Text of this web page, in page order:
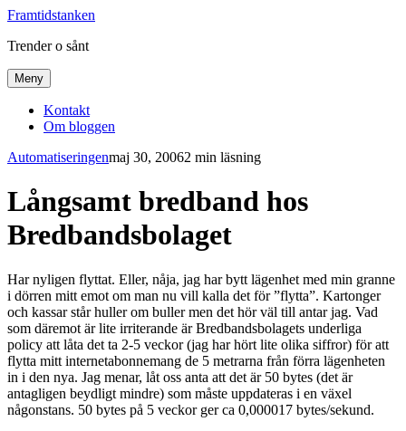
Framtidstanken
Trender o sånt
Meny
Kontakt
Om bloggen
Automatiseringenmaj 30, 20062 min läsning
Långsamt bredband hos
Bredbandsbolaget
Har nyligen flyttat. Eller, nåja, jag har bytt lägenhet med min granne
i dörren mitt emot om man nu vill kalla det för ”flytta”. Kartonger
och kassar står huller om buller men det hör väl till antar jag. Vad
som däremot är lite irriterande är Bredbandsbolagets underliga
policy att låta det ta 2-5 veckor (jag har hört lite olika siffror) för att
flytta mitt internetabonnemang de 5 metrarna från förra lägenheten
in i den nya. Jag menar, låt oss anta att det är 50 bytes (det är
antagligen beydligt mindre) som måste uppdateras i en växel
någonstans. 50 bytes på 5 veckor ger ca 0,000017 bytes/sekund.